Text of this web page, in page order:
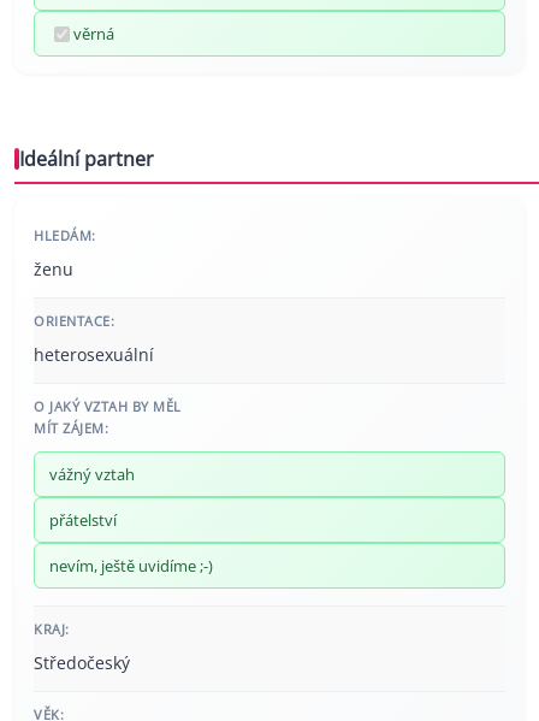
věrná
Ideální partner
HLEDÁM:
ženu
ORIENTACE:
heterosexuální
O JAKÝ VZTAH BY MĚL
MÍT ZÁJEM:
vážný vztah
přátelství
nevím, ještě uvidíme ;-)
KRAJ:
Středočeský
VĚK: